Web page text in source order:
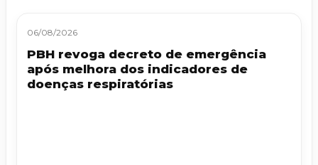
06/08/2026
PBH revoga decreto de emergência
após melhora dos indicadores de
doenças respiratórias